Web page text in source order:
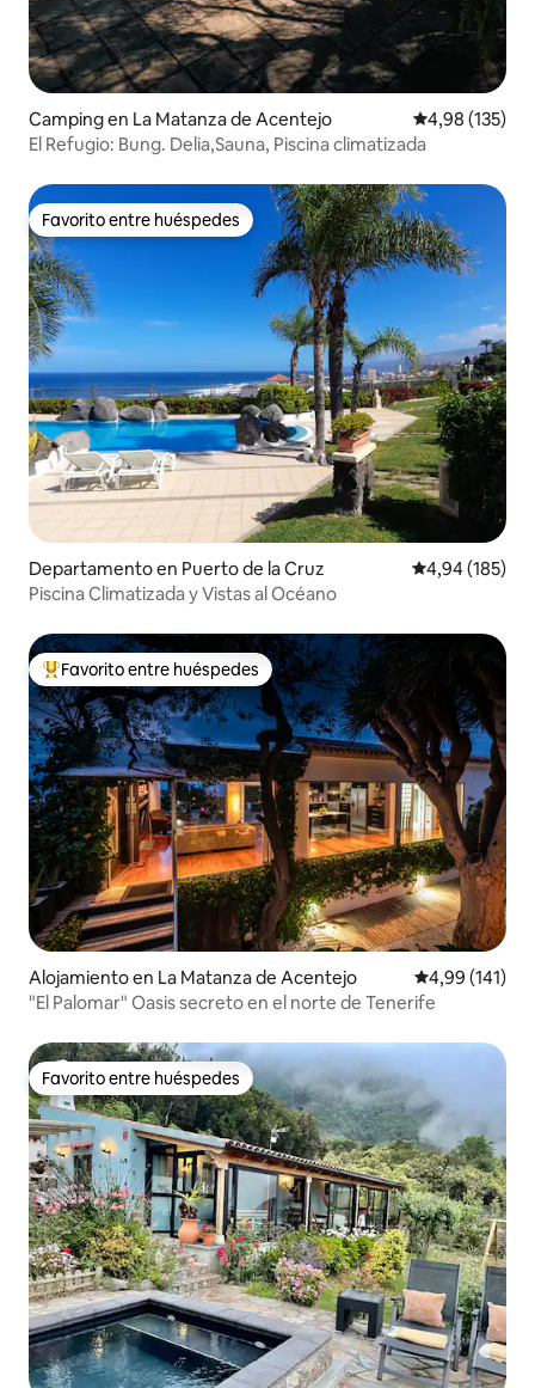
Camping en La Matanza de Acentejo Calificación
4,98 (135)
El Refugio: Bung. Delia,Sauna, Piscina climatizada
Favorito entre huéspedes
Favorito entre huéspedes
Departamento en Puerto de la Cruz Calificación
4,94 (185)
Piscina Climatizada y Vistas al Océano
Favorito entre los huéspedes más destacados
Favorito entre huéspedes
Alojamiento en La Matanza de Acentejo Calificación
4,99 (141)
"El Palomar" Oasis secreto en el norte de Tenerife
Favorito entre huéspedes
Favorito entre huéspedes